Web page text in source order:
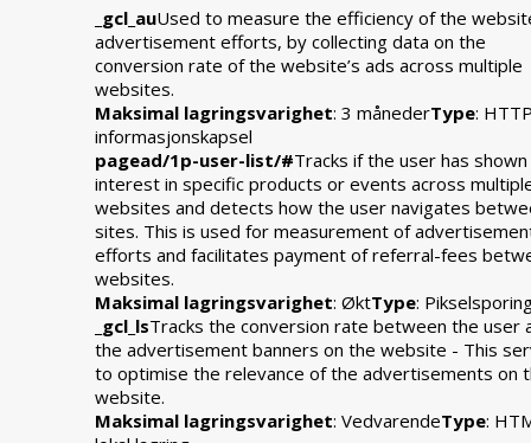
_gcl_auUsed to measure the efficiency of the
advertisement efforts, by collecting data on the
conversion rate of the website’s ads across multiple
websites.
Maksimal lagringsvarighet: 3 månederType:
informasjonskapsel
pagead/1p-user-list/#Tracks if the user has shown
interest in specific products or events across
websites and detects how the user navigates
sites. This is used for measurement of
efforts and facilitates payment of referral-fees
websites.
Maksimal lagringsvarighet: ØktType:
_gcl_lsTracks the conversion rate between the user
the advertisement banners on the website - This
to optimise the relevance of the advertisements on
website.
Maksimal lagringsvarighet: VedvarendeType: